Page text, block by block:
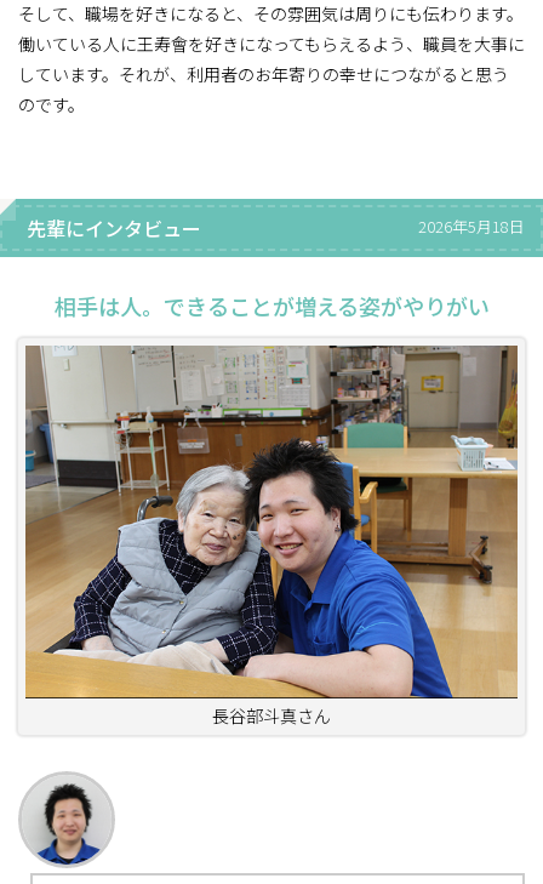
そして、職場を好きになると、その雰囲気は周りにも伝わります。
働いている人に王寿會を好きになってもらえるよう、職員を大事に
しています。それが、利用者のお年寄りの幸せにつながると思う
のです。
先輩にインタビュー 2026年5月18日
相手は人。できることが増える姿がやりがい
長谷部斗真さん